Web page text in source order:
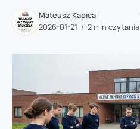
Mateusz Kapica
2026-01-21
2 min czytania